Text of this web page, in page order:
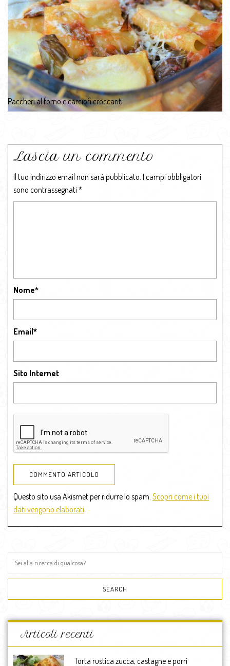
Paccheri al forno e carciofi croccanti
Lascia un commento
Il tuo indirizzo email non sarà pubblicato. I campi obbligatori
sono contrassegnati *
Nome*
Email*
Sito Internet
Questo sito usa Akismet per ridurre lo spam. Scopri come i tuoi
dati vengono elaborati.
Articoli recenti
Torta rustica zucca, castagne e porri